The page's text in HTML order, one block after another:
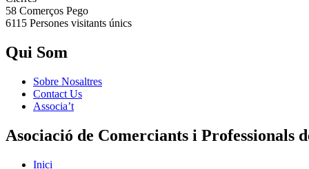
58 Comerços Pego
6115 Persones visitants únics
Qui Som
Sobre Nosaltres
Contact Us
Associa’t
Asociació de Comerciants i Professionals
Inici